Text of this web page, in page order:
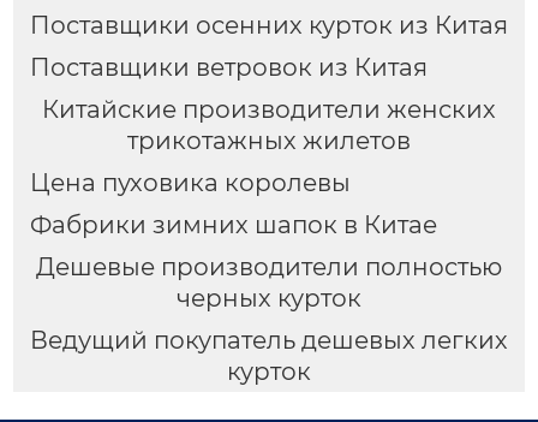
Поставщики осенних курток из Китая
Поставщики ветровок из Китая
Китайские производители женских
трикотажных жилетов
Цена пуховика королевы
Фабрики зимних шапок в Китае
Дешевые производители полностью
черных курток
Ведущий покупатель дешевых легких
курток